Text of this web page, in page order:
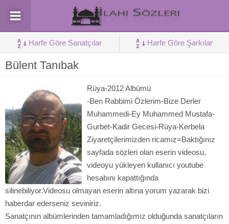
Harfe Göre Sanatçılar Harfe Göre Şarkılar
Bülent Tanıbak
Rüya-2012 Albümü
-Ben Rabbimi Özlerim-Bize Derler
Muhammedi-Ey Muhammed Mustafa-
Gurbet-Kadir Gecesi-Rüya-Kerbela
Ziyaretçilerimizden ricamız=Baktığınız
sayfada sözleri olan eserin videosu,
videoyu yükleyen kullanıcı youtube
hesabını kapattığında
silinebiliyor.Videosu olmayan eserin altına yorum yazarak bizi
haberdar ederseniz seviniriz.
Sanatçının albümlerinden tamamladığımız olduğunda sanatçıların